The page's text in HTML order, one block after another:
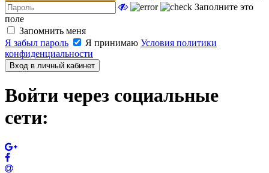
Заполните это
поле
Запомнить меня
Я забыл пароль
Я принимаю Условия политики
конфиденциальности
Вход в личный кабинет
Войти через социальные
сети: